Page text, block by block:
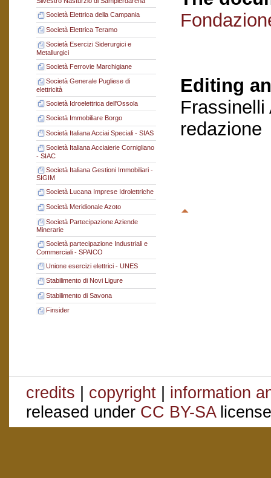
Società Elettrica della Campania
Società Elettrica Teramo
Società Esercizi Siderurgici e
Metallurgici
Società Ferrovie Marchigiane
Società Generale Pugliese di
elettricità
Società Idroelettrica dell'Ossola
Società Immobiliare Borgo
Società Italiana Acciai Speciali - SIAS
Società Italiana Acciaierie Cornigliano
- SIAC
Società Italiana Gestioni Immobiliari -
SIGIM
Società Lucana Imprese Idrolettriche
Società Meridionale Azoto
Società Partecipazione Aziende
Minerarie
Società partecipazione Industriali e
Commerciali - SPAICO
Unione esercizi elettrici - UNES
Stabilimento di Novi Ligure
Stabilimento di Savona
Finsider
Editing
Frassinelli
redazione
credits | copyright | information
released under CC BY-SA